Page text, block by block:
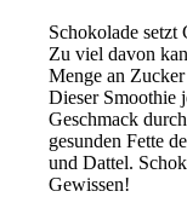
Schokolade setzt
Zu viel davon
Menge an
Dieser Smoothie
Geschmack
gesunden Fette
und Dattel.
Gewissen!